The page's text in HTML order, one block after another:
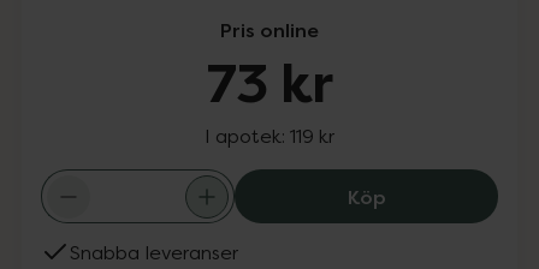
Pris online
73 kr
I apotek: 119 kr
KöpTwistshake
Snabba leveranser